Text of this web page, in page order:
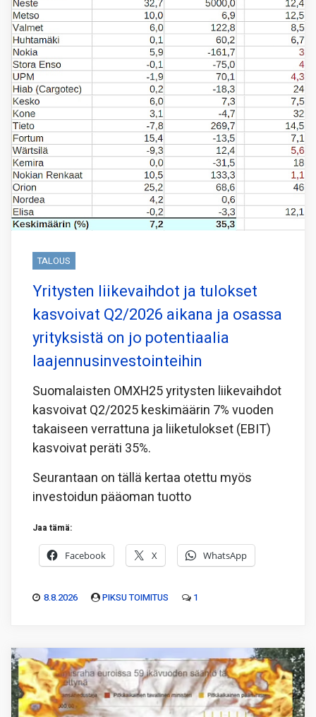
TALOUS
Yritysten liikevaihdot ja tulokset
kasvoivat Q2/2026 aikana ja osassa
yrityksistä on jo potentiaalia
laajennusinvestointeihin
Suomalaisten OMXH25 yritysten liikevaihdot
kasvoivat Q2/2025 keskimäärin 7% vuoden
takaiseen verrattuna ja liiketulokset (EBIT)
kasvoivat peräti 35%.
Seurantaan on tällä kertaa otettu myös
investoidun pääoman tuotto
Jaa tämä:
Facebook X WhatsApp
8.8.2026 PIKSU TOIMITUS 1